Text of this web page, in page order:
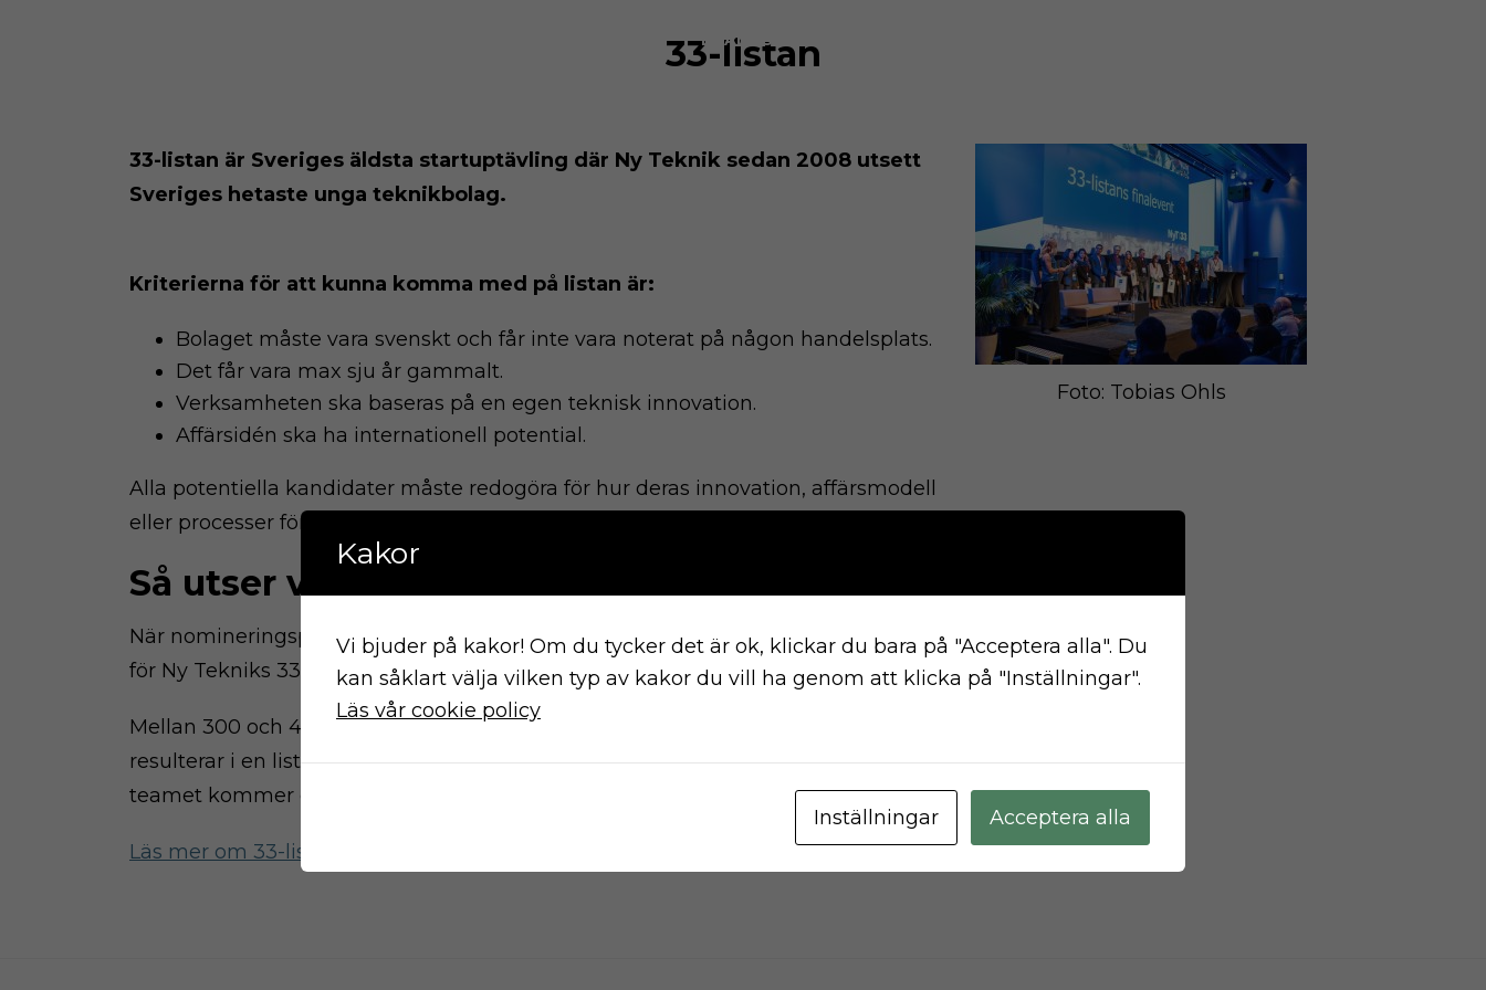
BRANDS
33-listan
33-listan är Sveriges äldsta startuptävling där Ny Teknik sedan 2008 utsett
Sveriges hetaste unga teknikbolag.
Kriterierna för att kunna komma med på listan är:
Bolaget måste vara svenskt och får inte vara noterat på någon handelsplats.
Det får vara max sju år gammalt.
Verksamheten ska baseras på en egen teknisk innovation.
Affärsidén ska ha internationell potential.
Alla potentiella kandidater måste redogöra för hur deras innovation, affärsmodell
eller processer förhåller sig till
Så utser vi de 33 bolagen
När nomineringsperioden är över inleds ett omfattande och tidskrävande arbete
för Ny Tekniks 33-grupp, som består av journalister på redaktionen.
Mellan 300 och 400 bolag granskas inledningsvis. Den första utgallringen
resulterar i en lista på cirka 100 bolag. Ju närmare de 33 slutgiltiga bolagen som
teamet kommer desto svårare och intensivare blir arbetet.
Läs mer om 33-listan här.
Foto: Tobias Ohls
Kakor
Vi bjuder på kakor! Om du tycker det är ok, klickar du bara på "Acceptera alla". Du
kan såklart välja vilken typ av kakor du vill ha genom att klicka på "Inställningar".
Läs vår cookie policy
Inställningar Acceptera alla